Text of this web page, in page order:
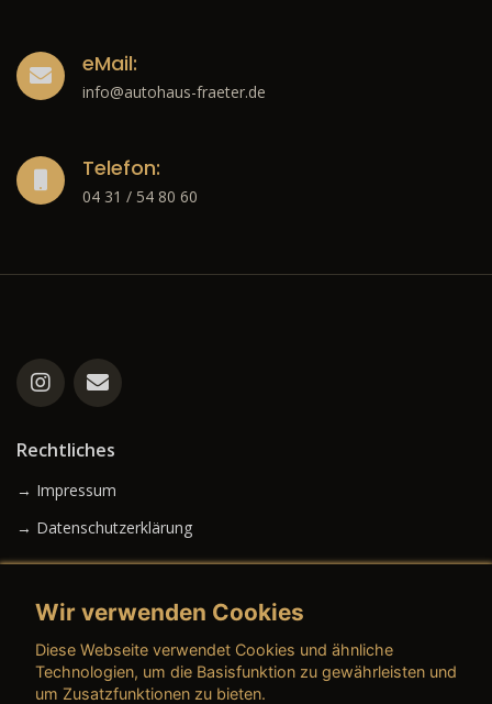
eMail:
info@autohaus-fraeter.de
Telefon:
04 31 / 54 80 60
Rechtliches
→ Impressum
→ Datenschutzerklärung
→ AGB (Gebrauchtwagen)
Wir verwenden Cookies
Diese Webseite verwendet Cookies und ähnliche
Technologien, um die Basisfunktion zu gewährleisten und
um Zusatzfunktionen zu bieten.